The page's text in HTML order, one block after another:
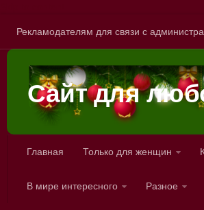
Рекламодателям для связи с
Сайт для
Главная Только для женщин
В мире интересного Разное